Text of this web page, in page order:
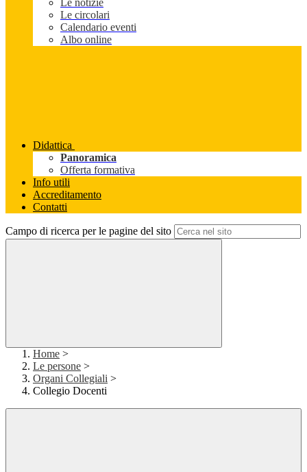
Le notizie
Le circolari
Calendario eventi
Albo online
Didattica
Panoramica
Offerta formativa
Info utili
Accreditamento
Contatti
Campo di ricerca per le pagine del sito
Home >
Le persone >
Organi Collegiali >
Collegio Docenti